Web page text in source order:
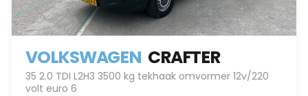
VOLKSWAGEN CRAFTER
35 2.0 TDI L2H3 3500 kg tekhaak omvormer 12v/220
volt euro 6